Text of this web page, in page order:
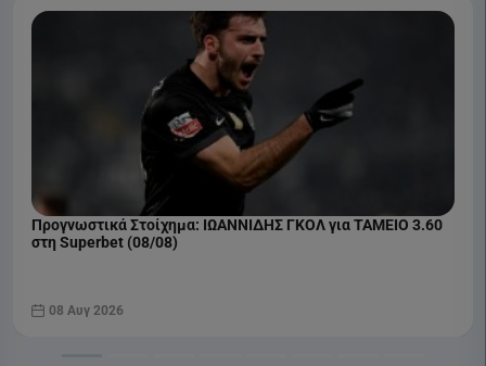
ΜΠΕΝΦΙΚΑ - ΑΚΑΝΤΕΜΙΚΑ ΒΙΣΕΟΥ
Liga Portugal
COSMOTE SPORT 1 HD
Προγνωστικά Στοίχημα: ΙΩΑΝΝΙΔΗΣ ΓΚΟΛ για ΤΑΜΕΙΟ 3.60
στη Superbet (08/08)
08 Αυγ 2026